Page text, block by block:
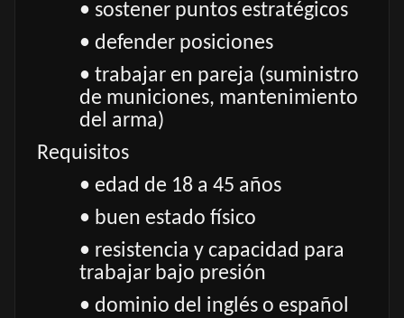
• sostener puntos estratégicos
• defender posiciones
• trabajar en pareja (suministro
de municiones, mantenimiento
del arma)
Requisitos
• edad de 18 a 45 años
• buen estado físico
• resistencia y capacidad para
trabajar bajo presión
• dominio del inglés o español